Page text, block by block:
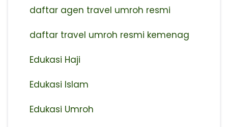
⁠daftar agen travel umroh resmi
daftar travel umroh resmi kemenag
Edukasi Haji
Edukasi Islam
Edukasi Umroh